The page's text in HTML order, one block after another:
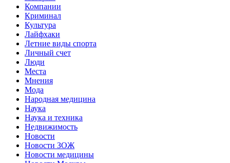
Компании
Криминал
Культура
Лайфхаки
Летние виды спорта
Личный счет
Люди
Места
Мнения
Мода
Народная медицина
Наука
Наука и техника
Недвижимость
Новости
Новости ЗОЖ
Новости медицины